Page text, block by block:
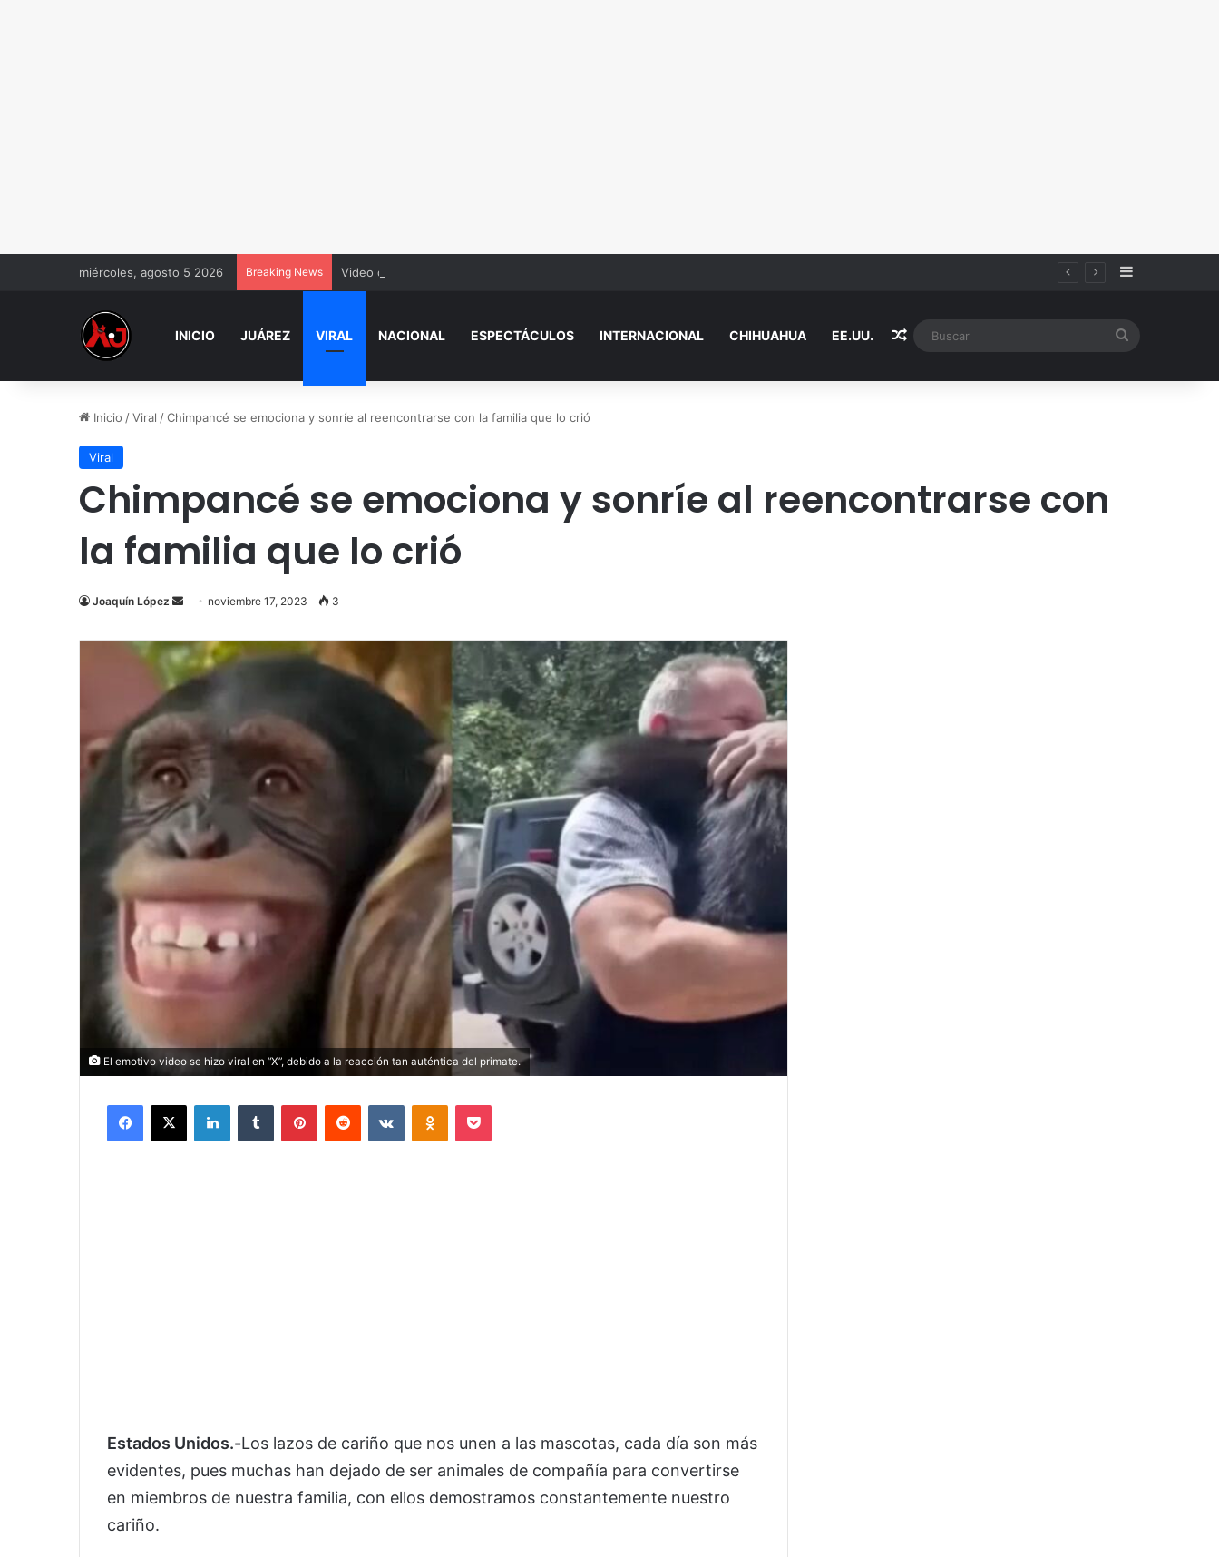
miércoles, agosto 5 2026 Breaking News Video de mujer con comportamiento extraño en tienda y genera debate Sidebar
INICIO JUÁREZ VIRAL NACIONAL ESPECTÁCULOS INTERNACIONAL CHIHUAHUA EE.UU. Random Article
Inicio /Viral /Chimpancé se emociona y sonríe al reencontrarse con la familia que lo crió
Viral
Chimpancé se emociona y sonríe al reencontrarse con
la familia que lo crió
Joaquín López
Send
email
noviembre 17, 2023 3
El emotivo video se hizo viral en “X”, debido a la reacción tan auténtica del primate.
Facebook
X LinkedInTumblr PinterestReddit VKontakteOdnoklassniki
Pocket
Estados Unidos.-Los lazos de cariño que nos unen a las mascotas, cada día son más
evidentes, pues muchas han dejado de ser animales de compañía para convertirse
en miembros de nuestra familia, con ellos demostramos constantemente nuestro
cariño.